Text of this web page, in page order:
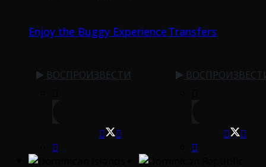
Enjoy the Buggy Experience
ВОСПРОИЗВЕСТИ
Transfers